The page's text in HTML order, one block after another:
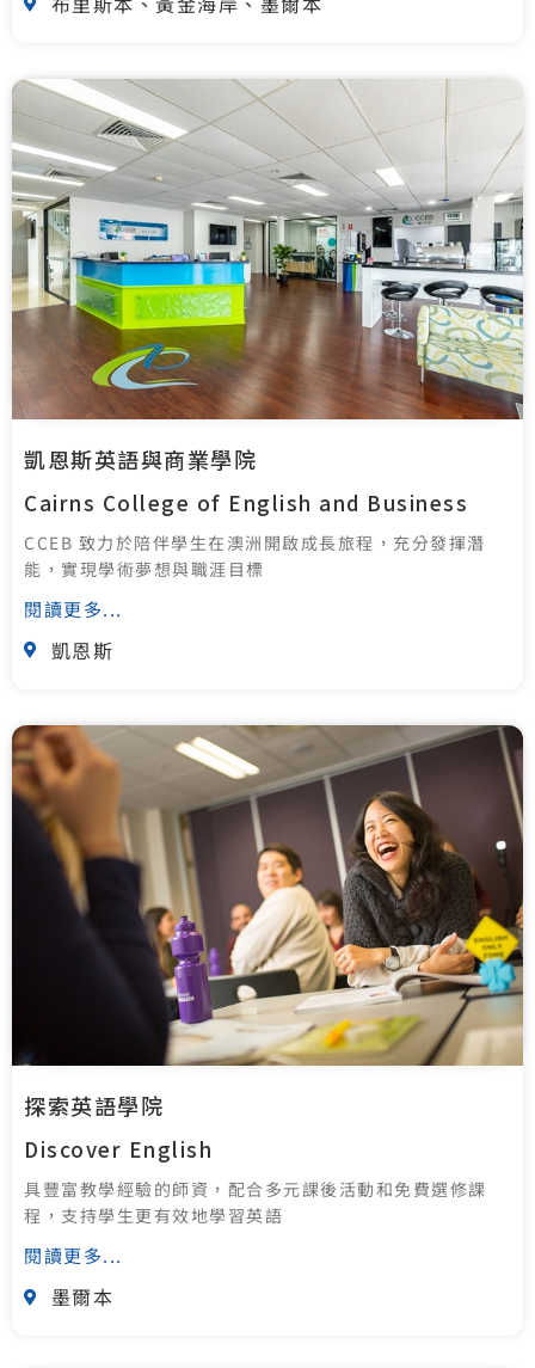
凱恩斯英語與商業學院
Cairns College of English and Business
CCEB 致力於陪伴學生在澳洲開啟成長旅程，充分發揮潛
能，實現學術夢想與職涯目標
閱讀更多...
凱恩斯
探索英語學院
Discover English
具豐富教學經驗的師資，配合多元課後活動和免費選修課
程，支持學生更有效地學習英語
閱讀更多...
墨爾本